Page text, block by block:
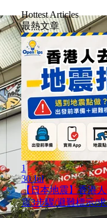
Hottest Articles
最熱文章
1
30 Jul
【日本地震】香港
震3步驟/避難標示/